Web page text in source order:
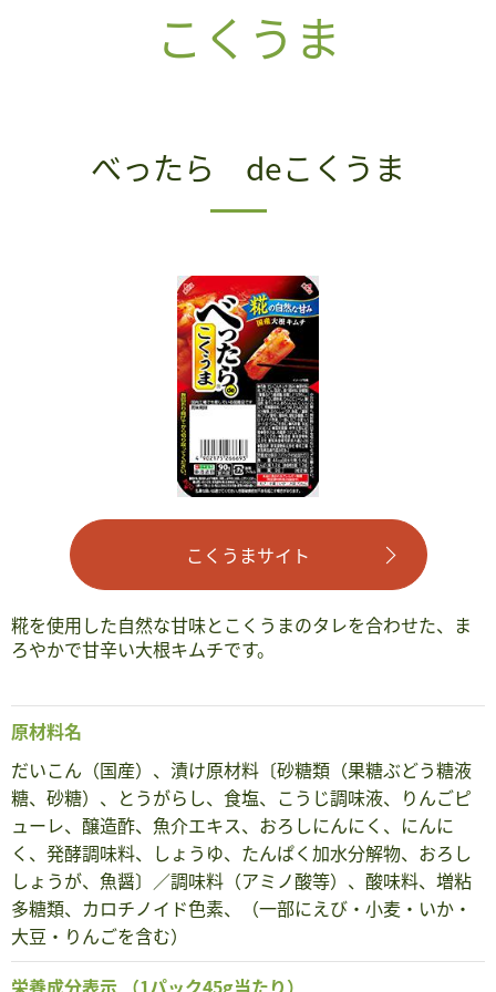
こくうま
べったら deこくうま
こくうまサイト
糀を使用した自然な甘味とこくうまのタレを合わせた、ま
ろやかで甘辛い大根キムチです。
原材料名
だいこん（国産）、漬け原材料〔砂糖類（果糖ぶどう糖液
糖、砂糖）、とうがらし、食塩、こうじ調味液、りんごピ
ューレ、醸造酢、魚介エキス、おろしにんにく、にんに
く、発酵調味料、しょうゆ、たんぱく加水分解物、おろし
しょうが、魚醤〕／調味料（アミノ酸等）、酸味料、増粘
多糖類、カロチノイド色素、（一部にえび・小麦・いか・
大豆・りんごを含む）
栄養成分表示 （1パック45g当たり）